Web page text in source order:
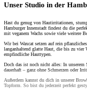
Unser Studio in der
Hast du genug von Hautirritationen,
Hamburger Innenstadt findest du die
mit veganem Wachs sowie viele weitere
Wir bei Waxcat setzen auf rein
langanhaltend glatte Haut, die bis zu vier
empfindliche Hauttypen.
Doch das ist noch nicht alles: In unserem
dauerhaft – ganz ohne Schmerzen oder
Außerdem kannst du dich in unserer
Topform. So bist du jederzeit perfekt